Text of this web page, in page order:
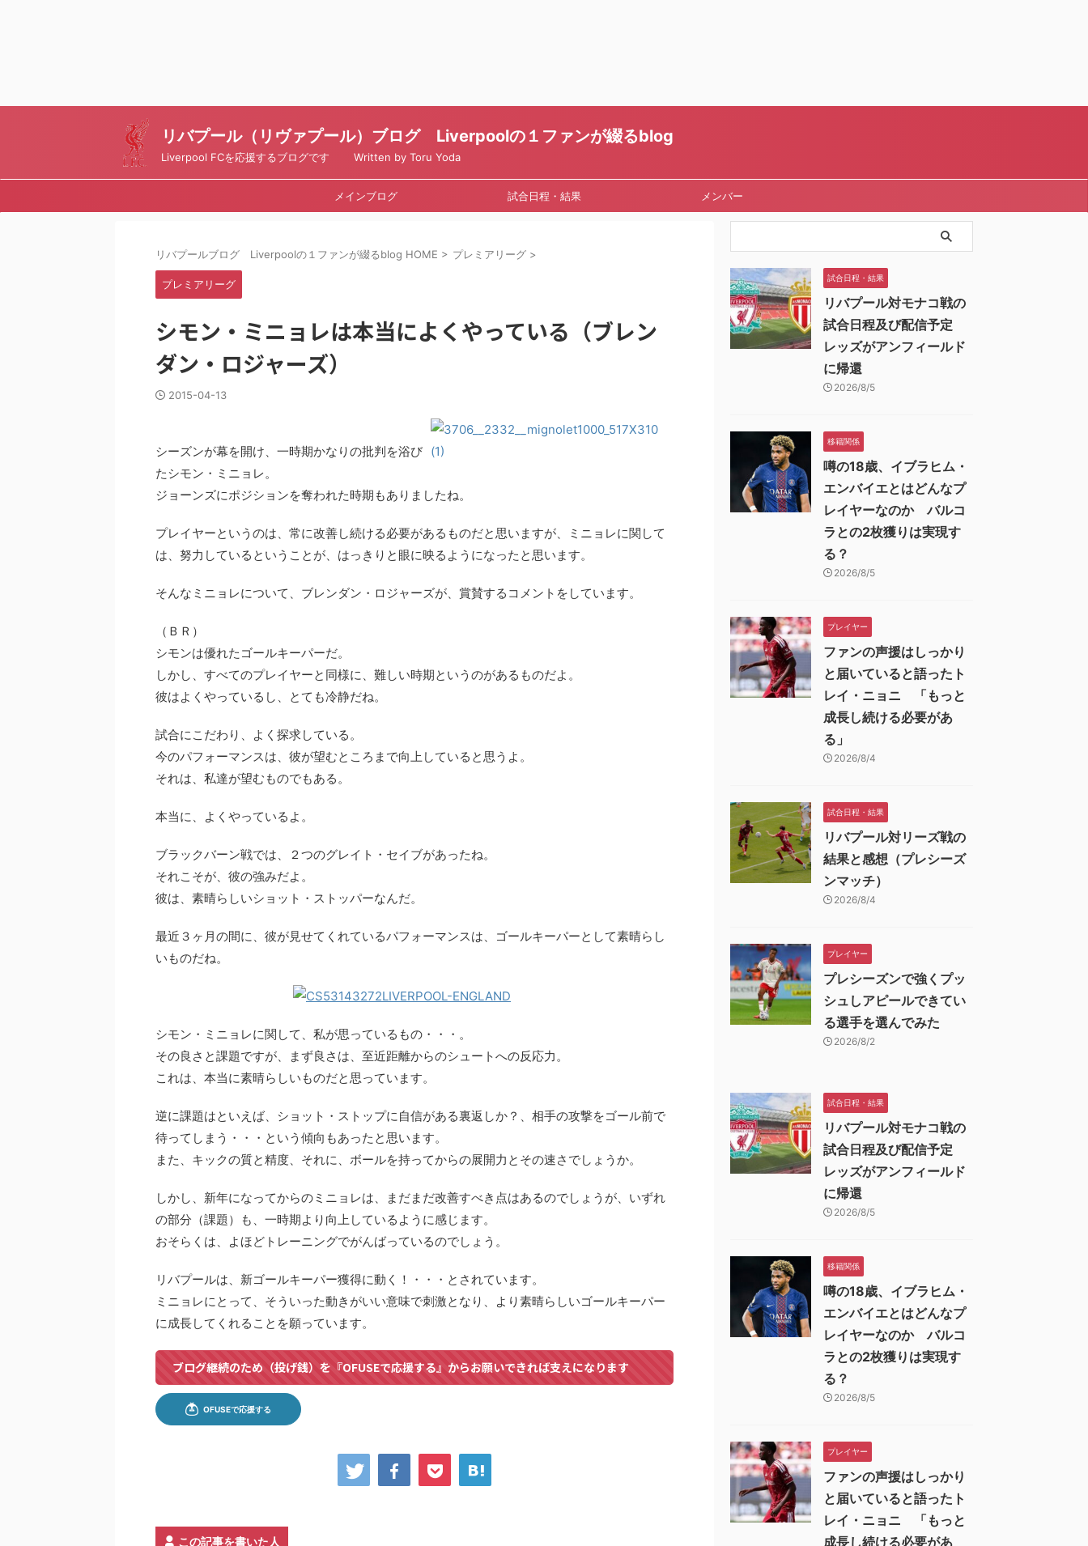
リバプール（リヴァプール）ブログ Liverpoolの１ファンが綴るblog
Liverpool FCを応援するブログです Written by Toru Yoda
メインブログ 試合日程・結果 メンバー
リバプールブログ Liverpoolの１ファンが綴るblog HOME > プレミアリーグ >
プレミアリーグ
シモン・ミニョレは本当によくやっている（ブレン
ダン・ロジャーズ）
2015-04-13
シーズンが幕を開け、一時期かなりの批判を浴び
たシモン・ミニョレ。
ジョーンズにポジションを奪われた時期もありましたね。
プレイヤーというのは、常に改善し続ける必要があるものだと思いますが、ミニョレに関して
は、努力しているということが、はっきりと眼に映るようになったと思います。
そんなミニョレについて、ブレンダン・ロジャーズが、賞賛するコメントをしています。
（ＢＲ）
シモンは優れたゴールキーパーだ。
しかし、すべてのプレイヤーと同様に、難しい時期というのがあるものだよ。
彼はよくやっているし、とても冷静だね。
試合にこだわり、よく探求している。
今のパフォーマンスは、彼が望むところまで向上していると思うよ。
それは、私達が望むものでもある。
本当に、よくやっているよ。
ブラックバーン戦では、２つのグレイト・セイブがあったね。
それこそが、彼の強みだよ。
彼は、素晴らしいショット・ストッパーなんだ。
最近３ヶ月の間に、彼が見せてくれているパフォーマンスは、ゴールキーパーとして素晴らし
いものだね。
シモン・ミニョレに関して、私が思っているもの・・・。
その良さと課題ですが、まず良さは、至近距離からのシュートへの反応力。
これは、本当に素晴らしいものだと思っています。
逆に課題はといえば、ショット・ストップに自信がある裏返しか？、相手の攻撃をゴール前で
待ってしまう・・・という傾向もあったと思います。
また、キックの質と精度、それに、ボールを持ってからの展開力とその速さでしょうか。
しかし、新年になってからのミニョレは、まだまだ改善すべき点はあるのでしょうが、いずれ
の部分（課題）も、一時期より向上しているように感じます。
おそらくは、よほどトレーニングでがんばっているのでしょう。
リバプールは、新ゴールキーパー獲得に動く！・・・とされています。
ミニョレにとって、そういった動きがいい意味で刺激となり、より素晴らしいゴールキーパー
に成長してくれることを願っています。
ブログ継続のため（投げ銭）を『OFUSEで応援する』からお願いできれば支えになります
この記事を書いた人
試合日程・結果
リバプール対モナコ戦の
試合日程及び配信予定
レッズがアンフィールド
に帰還
2026/8/5
移籍関係
噂の18歳、イブラヒム・
エンバイエとはどんなプ
レイヤーなのか バルコ
ラとの2枚獲りは実現す
る？
2026/8/5
プレイヤー
ファンの声援はしっかり
と届いていると語ったト
レイ・ニョニ 「もっと
成長し続ける必要があ
る」
2026/8/4
試合日程・結果
リバプール対リーズ戦の
結果と感想（プレシーズ
ンマッチ）
2026/8/4
プレイヤー
プレシーズンで強くプッ
シュしアピールできてい
る選手を選んでみた
2026/8/2
試合日程・結果
リバプール対モナコ戦の
試合日程及び配信予定
レッズがアンフィールド
に帰還
2026/8/5
移籍関係
噂の18歳、イブラヒム・
エンバイエとはどんなプ
レイヤーなのか バルコ
ラとの2枚獲りは実現す
る？
2026/8/5
プレイヤー
ファンの声援はしっかり
と届いていると語ったト
レイ・ニョニ 「もっと
成長し続ける必要があ